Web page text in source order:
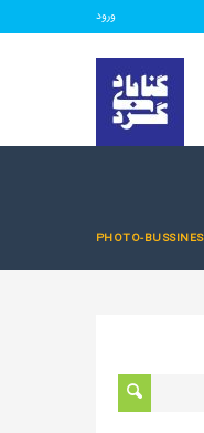
ورود
PHOTO-